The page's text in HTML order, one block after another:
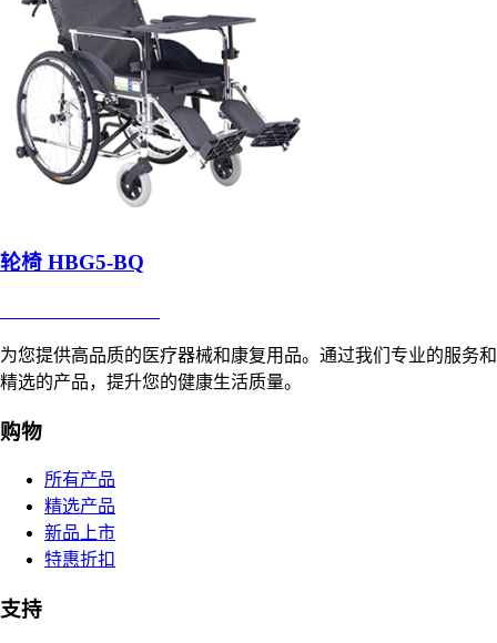
轮椅 HBG5-BQ
为您提供高品质的医疗器械和康复用品。通过我们专业的服务和
精选的产品，提升您的健康生活质量。
购物
所有产品
精选产品
新品上市
特惠折扣
支持